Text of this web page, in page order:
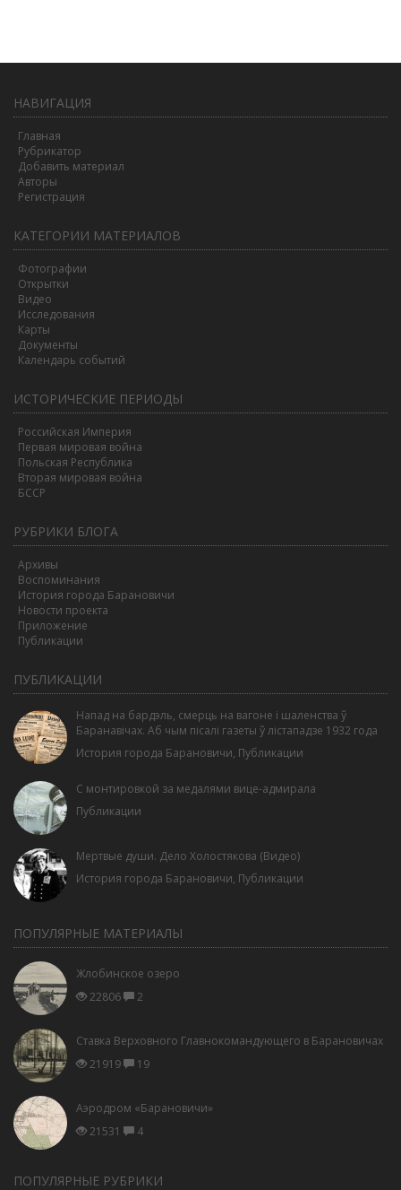
НАВИГАЦИЯ
Главная
Рубрикатор
Добавить материал
Авторы
Регистрация
КАТЕГОРИИ МАТЕРИАЛОВ
Фотографии
Открытки
Видео
Исследования
Карты
Документы
Календарь событий
ИСТОРИЧЕСКИЕ ПЕРИОДЫ
Российская Империя
Первая мировая война
Польская Республика
Вторая мировая война
БССР
РУБРИКИ БЛОГА
Архивы
Воспоминания
История города Барановичи
Новости проекта
Приложение
Публикации
ПУБЛИКАЦИИ
Напад на бардэль, смерць на вагоне і шаленства ў
Баранавічах. Аб чым пісалі газеты ў лістападзе 1932 года
История города Барановичи, Публикации
С монтировкой за медалями вице-адмирала
Публикации
Мертвые души. Дело Холостякова (Видео)
История города Барановичи, Публикации
ПОПУЛЯРНЫЕ МАТЕРИАЛЫ
Жлобинское озеро
22806
2
Ставка Верховного Главнокомандующего в Барановичах
21919
19
Аэродром «Барановичи»
21531
4
ПОПУЛЯРНЫЕ РУБРИКИ